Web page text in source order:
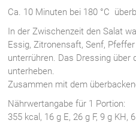
Ca. 10 Minuten bei 180 °C
In der Zwischenzeit den Salat
Essig, Zitronensaft, Senf,
unterrühren. Das Dressing über
unterheben.
Zusammen mit dem
Nährwertangabe für 1 Portion:
355 kcal, 16 g E, 26 g F, 9 g KH,